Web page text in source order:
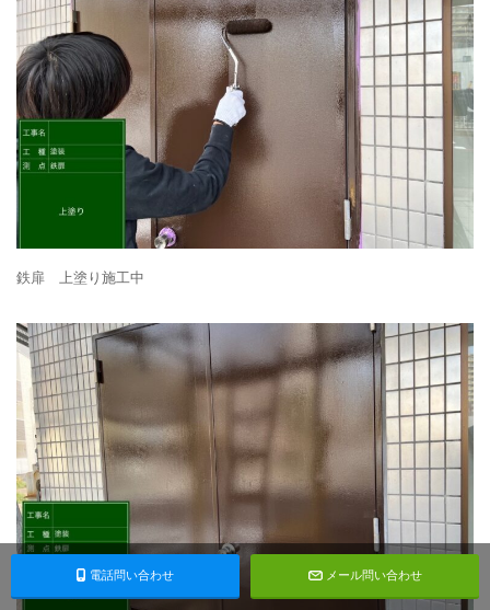
鉄扉 上塗り施工中
電話問い合わせ メール問い合わせ